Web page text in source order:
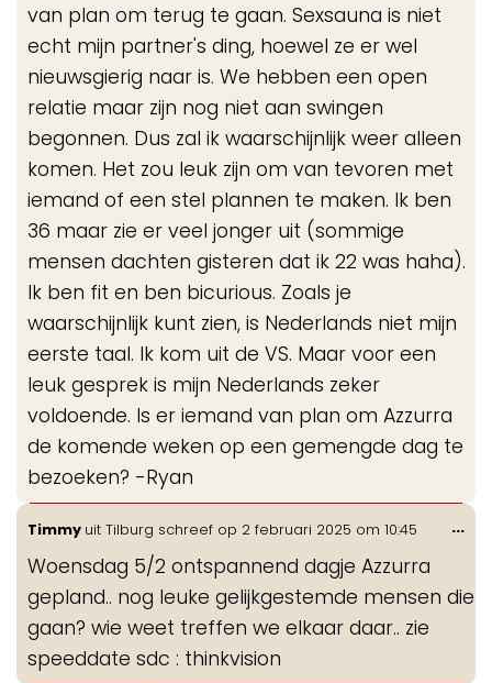
van plan om terug te gaan. Sexsauna is niet
echt mijn partner's ding, hoewel ze er wel
nieuwsgierig naar is. We hebben een open
relatie maar zijn nog niet aan swingen
begonnen. Dus zal ik waarschijnlijk weer alleen
komen. Het zou leuk zijn om van tevoren met
iemand of een stel plannen te maken. Ik ben
36 maar zie er veel jonger uit (sommige
mensen dachten gisteren dat ik 22 was haha).
Ik ben fit en ben bicurious. Zoals je
waarschijnlijk kunt zien, is Nederlands niet mijn
eerste taal. Ik kom uit de VS. Maar voor een
leuk gesprek is mijn Nederlands zeker
voldoende. Is er iemand van plan om Azzurra
de komende weken op een gemengde dag te
bezoeken? -Ryan
Timmy uit Tilburg schreef op 2 februari 2025 om 10:45
Woensdag 5/2 ontspannend dagje Azzurra
gepland.. nog leuke gelijkgestemde mensen die
gaan? wie weet treffen we elkaar daar.. zie
speeddate sdc : thinkvision
...